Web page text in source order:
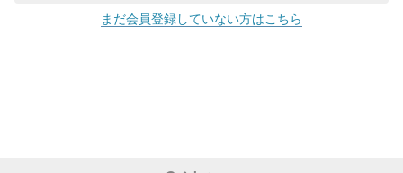
まだ会員登録していない方はこちら